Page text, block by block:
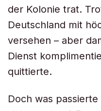
der Kolonie trat.
Deutschland mit
versehen – aber
Dienst
quittierte.
Doch was